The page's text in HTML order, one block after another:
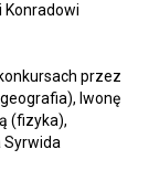
Konradowi
przez
Iwonę
(fizyka),
Syrwida